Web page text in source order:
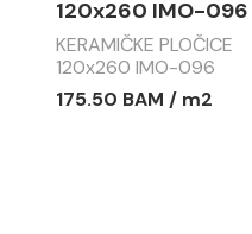
120x260 IMO-096
KERAMIČKE PLOČICE
120x260 IMO-096
175.50 BAM / m2